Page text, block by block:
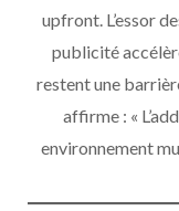
upfront. L’essor
publicité
restent une
affirme : «
environnement